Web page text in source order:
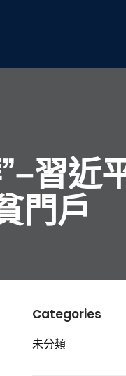
習近
門戶
Categories
未分類